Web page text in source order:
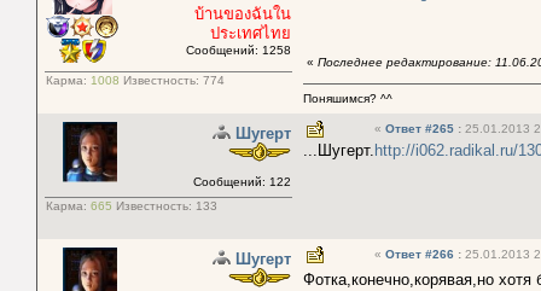
บ้านของฉันใน
ประเทศไทย
Сообщений: 1258
Карма: 1008 Известность: 774
« Последнее редактирование:
Поняшимся? ^^
Шугерт
Сообщений: 122
Карма: 665 Известность: 133
« Ответ #265 : 25.01.2013
...Шугерт. http://i062.radikal.ru/
Шугерт « Ответ #266 : 25.01.2013
Фотка,конечно,корявая,но хотя